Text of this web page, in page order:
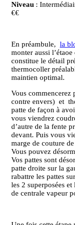
Niveau :
€€
En préambule, la
monter aussi
constitue le détail
thermocoller
maintien optimal.
Vous commencerez
contre envers) et
patte de façon à
vous viendrez
d’autre de la fente
devant. Puis vous
marge de couture
Vous pouvez
Vos pattes sont
patte droite sur la
rabattre les pattes
les 2 superposées
de centrale vapeur